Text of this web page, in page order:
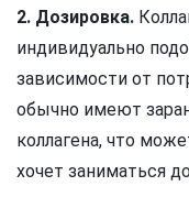
2. Дозировка.
индивидуально
зависимости от
обычно имеют
коллагена, что
хочет заниматься